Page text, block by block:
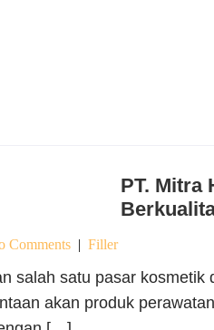
PT. Mitra
Comments | Filler
salah satu pasar
akan produk